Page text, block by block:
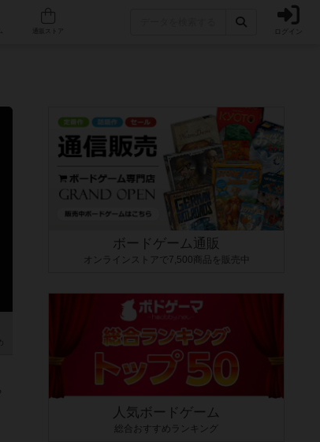
人気ボードゲーム ログイン
ボードゲーム通販
オンラインストアで7,500商品を販売中
人気ボードゲーム
総合おすすめランキング